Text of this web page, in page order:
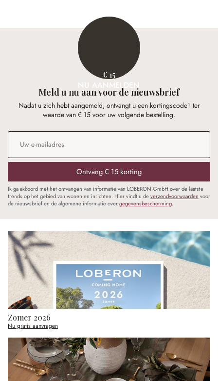
€ 15
NU AANMELDEN
Meld u nu aan voor de nieuwsbrief
Nadat u zich hebt aangemeld, ontvangt u een kortingscode¹ ter
waarde van € 15 voor uw volgende bestelling.
E-mailadres*
Ontvang € 15 korting
Ik ga akkoord met het ontvangen van informatie van LOBERON GmbH over de laatste
trends op het gebied van wonen en inrichten. Hier vindt u deverzendvoorwaarden voor
de nieuwsbrief en de algemene informatie overgegevensbescherming.
Zomer 2026
Nu gratis aanvragen